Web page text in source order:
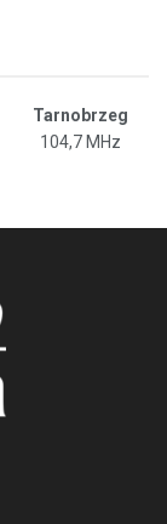
Tarnobrzeg
104,7 MHz